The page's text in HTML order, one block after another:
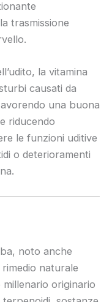
trasmissione
la vitamina
causati da
una buona
riducendo
le funzioni uditive
o deterioramenti
noto anche
naturale
originario